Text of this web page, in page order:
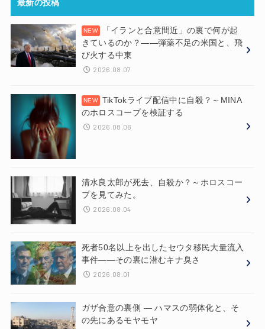
最新の投稿
「イランと合意間近」の裏で何が起
きているのか？——弾薬不足の米国と、飛
び火する中東
2026.08.07
TikTokライブ配信中に自殺？～MINA
のホロスコープを検証する
2026.08.06
清水良太郎が死去、自殺か？～ホロスコー
プを見てみた。
2026.08.04
死者50名以上を出したセウタ移民大量流入
事件——その裏に潜むキナ臭さ
2026.08.01
ガザ合意の裏側 ― ハマスの弱体化と、そ
の先にあるモヤモヤ